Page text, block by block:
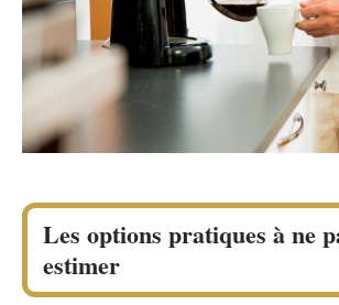
Les options pratiques à ne
estimer